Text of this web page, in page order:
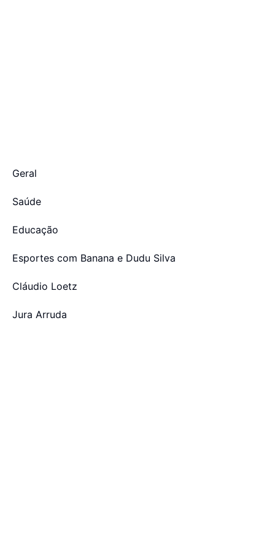
Geral
Saúde
Educação
Esportes com Banana e Dudu Silva
Cláudio Loetz
Jura Arruda